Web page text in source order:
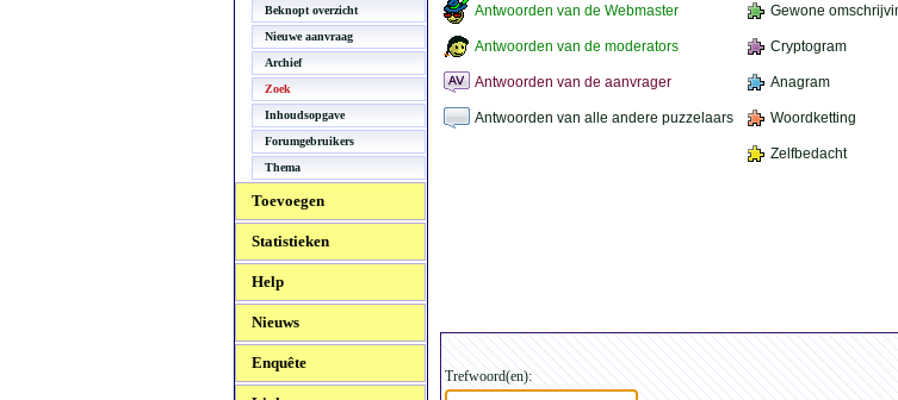
Beknopt overzicht
Nieuwe aanvraag
Archief
Zoek
Inhoudsopgave
Forumgebruikers
Thema
Toevoegen
Statistieken
Help
Nieuws
Enquête
Antwoorden van de Webmaster Gewone
Antwoorden van de moderators Cryptogram
Antwoorden van de aanvrager Anagram
Antwoorden van alle andere puzzelaars Woordketting
Zelfbedacht
Trefwoord(en):